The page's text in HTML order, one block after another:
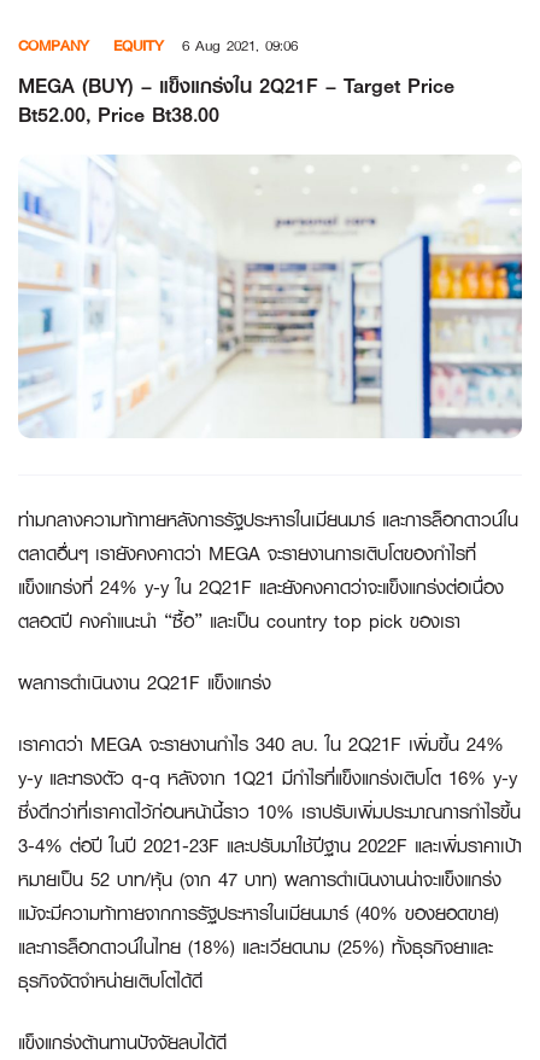
content
COMPANY EQUITY 6 Aug 2021, 09:06
MEGA (BUY) – แข็งแกร่งใน 2Q21F – Target Price
Bt52.00, Price Bt38.00
ท่ามกลางความท้าทายหลังการรัฐประหารในเมียนมาร์ และการล็อกดาวน์ใน
ตลาดอื่นๆ เรายังคงคาดว่า MEGA จะรายงานการเติบโตของกำไรที่
แข็งแกร่งที่ 24% y-y ใน 2Q21F และยังคงคาดว่าจะแข็งแกร่งต่อเนื่อง
ตลอดปี คงคำแนะนำ “ซื้อ” และเป็น country top pick ของเรา
ผลการดำเนินงาน 2Q21F แข็งแกร่ง
เราคาดว่า MEGA จะรายงานกำไร 340 ลบ. ใน 2Q21F เพิ่มขึ้น 24%
y-y และทรงตัว q-q หลังจาก 1Q21 มีกำไรที่แข็งแกร่งเติบโต 16% y-y
ซึ่งดีกว่าที่เราคาดไว้ก่อนหน้านี้ราว 10% เราปรับเพิ่มประมาณการกำไรขึ้น
3-4% ต่อปี ในปี 2021-23F และปรับมาใช้ปีฐาน 2022F และเพิ่มราคาเป้า
หมายเป็น 52 บาท/หุ้น (จาก 47 บาท) ผลการดำเนินงานน่าจะแข็งแกร่ง
แม้จะมีความท้าทายจากการรัฐประหารในเมียนมาร์ (40% ของยอดขาย)
และการล็อกดาวน์ในไทย (18%) และเวียดนาม (25%) ทั้งธุรกิจยาและ
ธุรกิจจัดจำหน่ายเติบโตได้ดี
แข็งแกร่งต้านทานปัจจัยลบได้ดี